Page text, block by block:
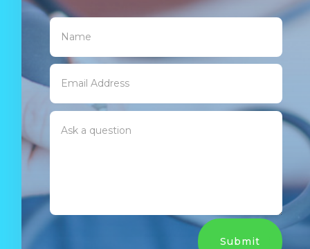
Submit